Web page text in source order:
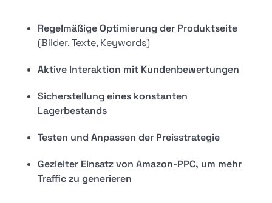
Regelmäßige Optimierung der Produktseite
(Bilder, Texte, Keywords)
Aktive Interaktion mit Kundenbewertungen
Sicherstellung eines konstanten
Lagerbestands
Testen und Anpassen der Preisstrategie
Gezielter Einsatz von Amazon-PPC, um mehr
Traffic zu generieren